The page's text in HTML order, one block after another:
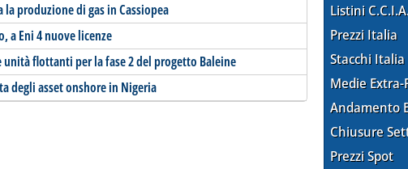
produzione di gas in Cassiopea
a Eni 4 nuove licenze
unità flottanti per la fase 2 del progetto Baleine
degli asset onshore in Nigeria
Listini
Prezzi Italia
Stacchi Italia
Medie Extra-
Andamento
Chiusure
Prezzi Spot